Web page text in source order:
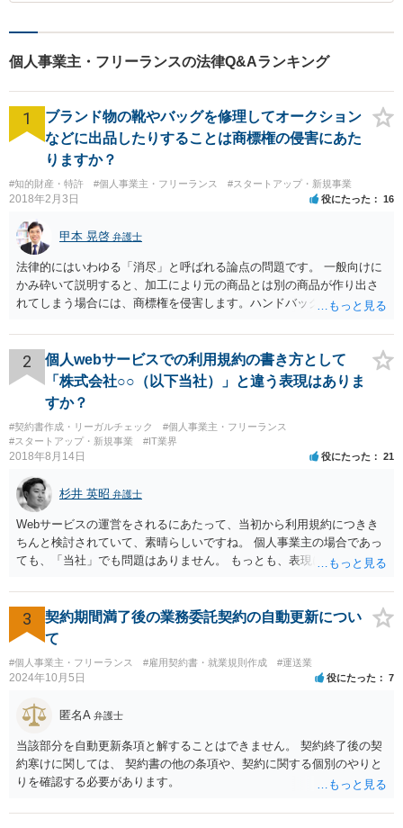
個人事業主・フリーランスの法律Q&Aランキング
1
ブランド物の靴やバッグを修理してオークション
などに出品したりすることは商標権の侵害にあた
りますか？
#知的財産・特許 #個人事業主・フリーランス #スタートアップ・新規事業
2018年2月3日 役にたった 16
甲本 晃啓 弁護士
法律的にはいわゆる「消尽」と呼ばれる論点の問題です。 一般向けに
かみ砕いて説明すると、加工により元の商品とは別の商品が作り出さ
れてしまう場合には、商標権を侵害します。ハンドバッグをポーチに
ための加工（一般にいう修理）は、商標権を侵害しません。 商標権者
は、その商品を売ったときに対価を回収しているので、商標権は用い
尽くされている（用尽、消尽といいます。）と解釈されます。他方
で、商標権者の預かり知らないところで、販売した商品から別の商品
（コピー品やリメイク品）が作りだされてしまうと、その商品が仮に
酷い品質であれば、商標権者のブランドイメージが傷ついてしまいま
すし、その証商標権者にクレームが来てしまいますので、商標権を侵
害します。その商品が流通すれば商標権（ロゴマーク等）に対する一
般消費者の信頼も害することになります。また、本来商標権者に入る
べき利益が入らないことになります。 修理だけではそのような問題は
生じません。
2
個人webサービスでの利用規約の書き方として
「株式会社○○（以下当社）」と違う表現はありま
すか？
#契約書作成・リーガルチェック
#個人事業主・フリーランス
#スタートアップ・新規事業
#IT業界
2018年8月14日 役にたった 21
杉井 英昭 弁護士
Webサービスの運営をされるにあたって、当初から利用規約につきき
ちんと検討されていて、素晴らしいですね。 個人事業主の場合であっ
ても、「当社」でも問題はありません。 もっとも、表現に違和感があ
さんが「ABCウェブサービス」の屋号で事業を運営する際には、「当
社」の代わりに「ABCウェブサービス」とか「ABCWS」を使う等で
す。
3
契約期間満了後の業務委託契約の自動更新につい
て
#個人事業主・フリーランス #雇用契約書・就業規則作成 #運送業
2024年10月5日 役にたった 7
匿名A 弁護士
当該部分を自動更新条項と解することはできません。 契約終了後の契
約寒けに関しては、 契約書の他の条項や、契約に関する個別のやりと
りを確認する必要があります。